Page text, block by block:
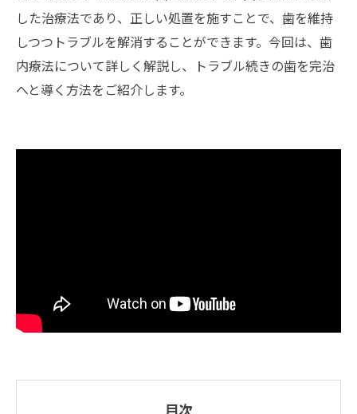
した治療法であり、正しい処置を施すことで、歯を維持
しつつトラブルを解消することができます。今回は、歯
内療法について詳しく解説し、トラブル続きの歯を完治
へと導く方法をご紹介します。
目次